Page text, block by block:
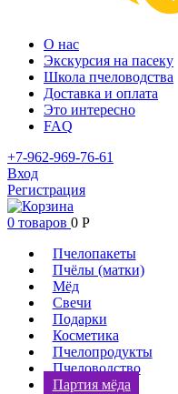
О нас
Экскурсия на пасеку
Школа пчеловодства
Доставка и оплата
Это интересно
FAQ
+7-962-969-76-61
Вход
Регистрация
0 товаров 0 Р
Пчелопакеты
Пчёлы (матки)
Мёд
Свечи
Подарки
Косметика
Пчелопродукты
Пчеловодство
Партия мёда